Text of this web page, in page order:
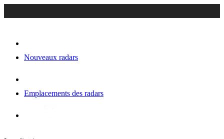
Nouveaux radars
Emplacements des radars